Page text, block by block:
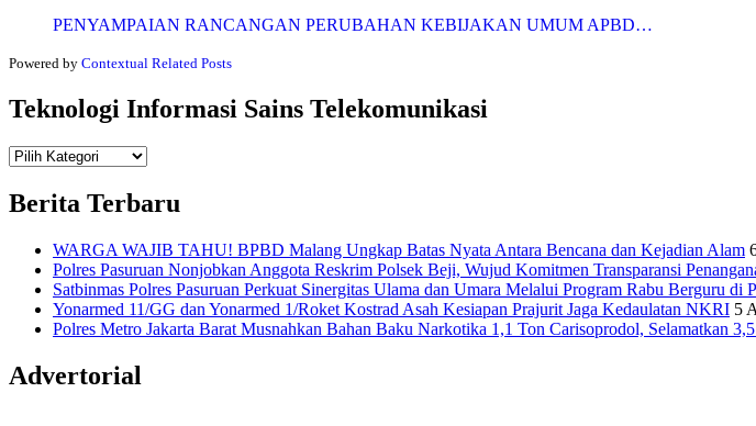
PENYAMPAIAN RANCANGAN PERUBAHAN KEBIJAKAN UMUM APBD…
Powered by Contextual Related Posts
Teknologi Informasi Sains Telekomunikasi
Teknologi
Berita Terbaru
WARGA WAJIB TAHU! BPBD Malang Ungkap Batas Nyata Antara Bencana dan Kejadian Alam
Polres Pasuruan Nonjobkan Anggota Reskrim Polsek Beji, Wujud Komitmen Transparansi
Satbinmas Polres Pasuruan Perkuat Sinergitas Ulama dan Umara Melalui Program Rabu Berguru di
Yonarmed 11/GG dan Yonarmed 1/Roket Kostrad Asah Kesiapan Prajurit Jaga Kedaulatan NKRI 5
Polres Metro Jakarta Barat Musnahkan Bahan Baku Narkotika 1,1 Ton Carisoprodol, Selamatkan
Advertorial